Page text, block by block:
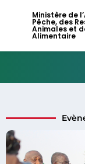
Ministère de
Pêche, des
Animales et
Alimentaire